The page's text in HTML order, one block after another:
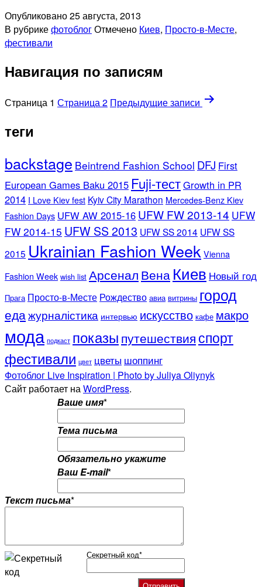
Опубликовано25 августа, 2013
В рубрикефотоблогОтмечено Киев, Просто-в-Месте,
фестивали
Навигация по записям
Страница 1 Страница 2 Предыдущиезаписи
теги
backstage Beintrend Fashion School DFJ First
European Games Baku 2015 Fuji-тестGrowth in PR
2014 I Love Kiev fest Kyiv City Marathon Mercedes-Benz Kiev
Fashion Days UFW AW 2015-16 UFW FW 2013-14 UFW
FW 2014-15 UFW SS 2013 UFW SS 2014 UFW SS
2015 Ukrainian Fashion Week Vienna
Fashion Week wish list Арсенал Вена Киев Новый год
Прага Просто-в-Месте Рождество авиа витрины город
едажурналістика интервью искусство кафе макро
мода подкаст показы путешествия спорт
фестивали цвет цветы шоппинг
Фотоблог Live Inspiration | Photo by Juliya Oliynyk
Сайт работает наWordPress.
Ваше имя*
Тема письма
Обязательно укажите
Ваш E-mail*
Текст письма*
Секретный код*